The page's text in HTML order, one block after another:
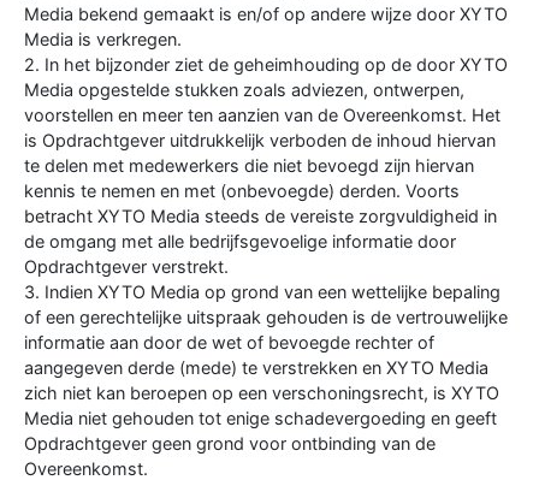
Media bekend gemaakt is en/of op andere wijze door XYTO
Media is verkregen.
2. In het bijzonder ziet de geheimhouding op de door XYTO
Media opgestelde stukken zoals adviezen, ontwerpen,
voorstellen en meer ten aanzien van de Overeenkomst. Het
is Opdrachtgever uitdrukkelijk verboden de inhoud hiervan
te delen met medewerkers die niet bevoegd zijn hiervan
kennis te nemen en met (onbevoegde) derden. Voorts
betracht XYTO Media steeds de vereiste zorgvuldigheid in
de omgang met alle bedrijfsgevoelige informatie door
Opdrachtgever verstrekt.
3. Indien XYTO Media op grond van een wettelijke bepaling
of een gerechtelijke uitspraak gehouden is de vertrouwelijke
informatie aan door de wet of bevoegde rechter of
aangegeven derde (mede) te verstrekken en XYTO Media
zich niet kan beroepen op een verschoningsrecht, is XYTO
Media niet gehouden tot enige schadevergoeding en geeft
Opdrachtgever geen grond voor ontbinding van de
Overeenkomst.